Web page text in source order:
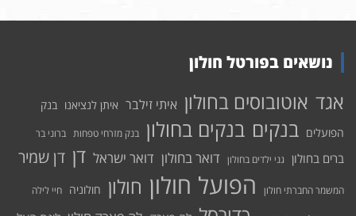
נושאים בפורטל חולון
אגד אוטובוסים בחולון איתי זילבר איתן לנציאנו בנק
הפועלים בנקים בנקים בחולון בנק מזרחי טפחות ברוני בר
ברים בחולון גני ילדים בחולון דואר בחולון דואר ישראל דן דן שמיר
המשמר החברתי חולון הפועל חולון חולון חולוניה חיי לילה